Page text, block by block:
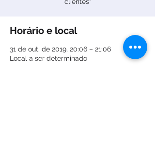
Horário e local
31 de out. de 2019, 20:06 – 21:06
Local a ser determinado